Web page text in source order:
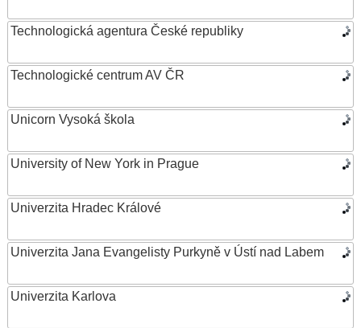
Technologická agentura České republiky
Technologické centrum AV ČR
Unicorn Vysoká škola
University of New York in Prague
Univerzita Hradec Králové
Univerzita Jana Evangelisty Purkyně v Ústí nad Labem
Univerzita Karlova